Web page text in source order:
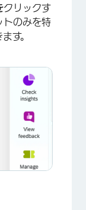
クリックす
トのみを特
す。